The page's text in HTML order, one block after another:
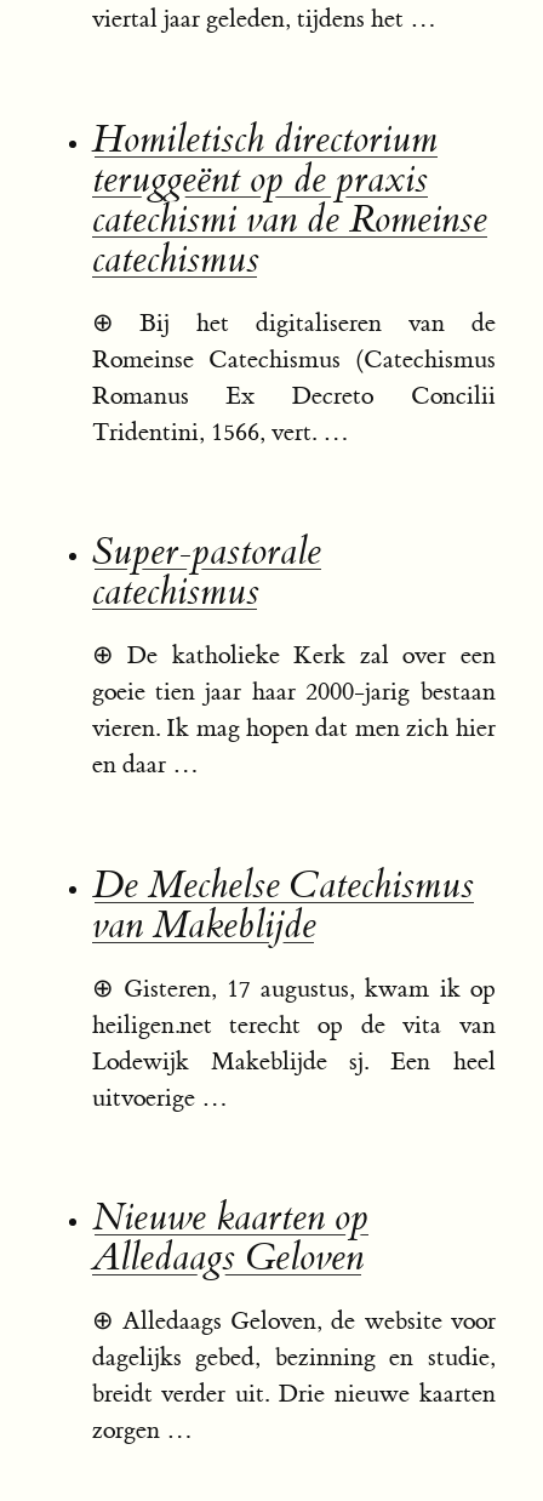
viertal jaar geleden, tijdens het …
Homiletisch directorium
teruggeënt op de praxis
catechismi van de Romeinse
catechismus
⊕Bij het digitaliseren van de
Romeinse Catechismus (Catechismus
Romanus Ex Decreto Concilii
Tridentini, 1566, vert. …
Super-pastorale
catechismus
⊕De katholieke Kerk zal over een
goeie tien jaar haar 2000-jarig bestaan
vieren. Ik mag hopen dat men zich hier
en daar …
De Mechelse Catechismus
van Makeblijde
⊕ Gisteren, 17 augustus, kwam ik op
heiligen.net terecht op de vita van
Lodewijk Makeblijde sj. Een heel
uitvoerige …
Nieuwe kaarten op
Alledaags Geloven
⊕ Alledaags Geloven, de website voor
dagelijks gebed, bezinning en studie,
breidt verder uit. Drie nieuwe kaarten
zorgen …